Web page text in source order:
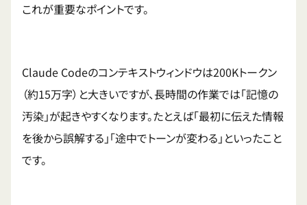
これが重要なポイントです。
Claude Codeのコンテキストウィンドウは200Kトークン
（約15万字）と大きいですが、長時間の作業では「記憶の
汚染」が起きやすくなります。たとえば「最初に伝えた情報
を後から誤解する」「途中でトーンが変わる」といったこと
です。